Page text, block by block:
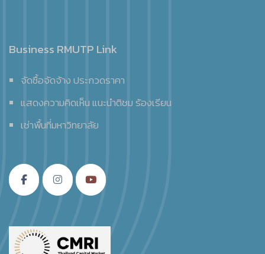
Business RMUTP Link
จัดซื้อจัดจ้าง ประกวดราคา
แสดงความคิดเห็น แนะนำติชม ร้องเรียน
เช่าพื้นที่มหาวิทยาลัย